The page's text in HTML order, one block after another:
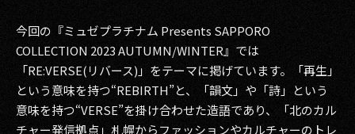
今回の『ミュゼプラチナム Presents SAPPORO
COLLECTION 2023 AUTUMN/WINTER』では
「RE:VERSE(リバース)」をテーマに掲げています。「再生」
という意味を持つ“REBIRTH”と、「韻文」や「詩」という
意味を持つ“VERSE”を掛け合わせた造語であり、「北のカル
チャー発信拠点」札幌からファッションやカルチャーのトレ